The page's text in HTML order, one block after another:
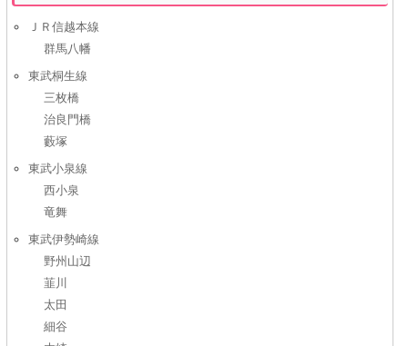
ＪＲ信越本線
群馬八幡
東武桐生線
三枚橋
治良門橋
藪塚
東武小泉線
西小泉
竜舞
東武伊勢崎線
野州山辺
韮川
太田
細谷